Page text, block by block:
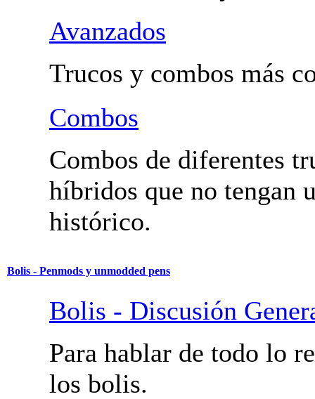
Fundamentales y
Utilidad.
Avanzados
Trucos y combos más
Combos
Combos de diferentes
histórico.
Bolis - Discusión